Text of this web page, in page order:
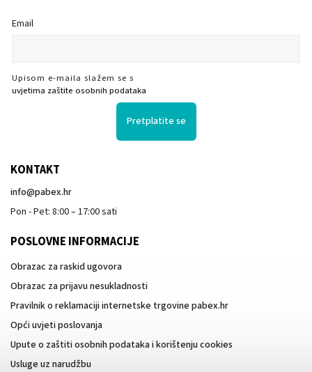
Email
Upisom e-maila slažem se s
uvjetima zaštite osobnih podataka
Pretplatite se
KONTAKT
info@pabex.hr
Pon - Pet: 8:00 – 17:00 sati
POSLOVNE INFORMACIJE
Obrazac za raskid ugovora
Obrazac za prijavu nesukladnosti
Pravilnik o reklamaciji internetske trgovine pabex.hr
Opći uvjeti poslovanja
Upute o zaštiti osobnih podataka i korištenju cookies
Usluge uz narudžbu